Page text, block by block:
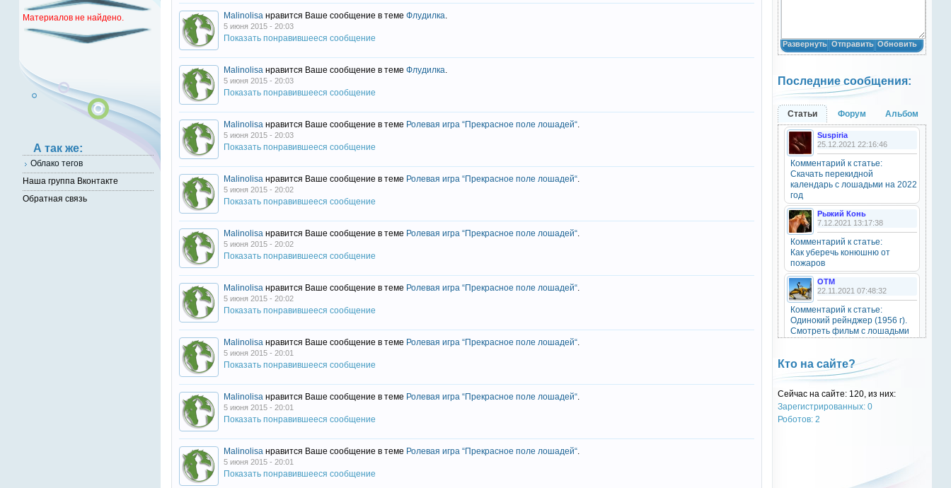
Malinolisaнравится Ваше сообщение в теме Флудилка.
5 июня 2015 - 20:03
Показать понравившееся сообщение
Malinolisaнравится Ваше сообщение в теме Флудилка.
5 июня 2015 - 20:03
Показать понравившееся сообщение
Malinolisaнравится Ваше сообщение в теме Ролевая игра “Прекрасное поле лошадей“.
5 июня 2015 - 20:03
Показать понравившееся сообщение
Malinolisaнравится Ваше сообщение в теме Ролевая игра “Прекрасное поле лошадей“.
5 июня 2015 - 20:02
Показать понравившееся сообщение
Malinolisaнравится Ваше сообщение в теме Ролевая игра “Прекрасное поле лошадей“.
5 июня 2015 - 20:02
Показать понравившееся сообщение
Malinolisaнравится Ваше сообщение в теме Ролевая игра “Прекрасное поле лошадей“.
5 июня 2015 - 20:02
Показать понравившееся сообщение
Malinolisaнравится Ваше сообщение в теме Ролевая игра “Прекрасное поле лошадей“.
5 июня 2015 - 20:01
Показать понравившееся сообщение
Malinolisaнравится Ваше сообщение в теме Ролевая игра “Прекрасное поле лошадей“.
5 июня 2015 - 20:01
Показать понравившееся сообщение
Malinolisaнравится Ваше сообщение в теме Ролевая игра “Прекрасное поле лошадей“.
5 июня 2015 - 20:01
Показать понравившееся сообщение
Анастасия18
кто игры скачивал недавно?
Анастасия18
10 марта 2026
привет
Natali
20 октября 2025
OTM
6 сентября 2025
Grey-Rattto, привет бро
Grey-Rattto
2 сентября 2025
Все ещё в деле
Приветствую товарищи! Привет
OTM
17 ноября 2024
Развернуть Отправить Обновить
Последние сообщения:
Статьи Форум Альбом
Suspiria
25.12.2021 22:16:46
Комментарий к статье:
Скачать перекидной
календарь с лошадьми на 2022
год
Рыжий Конь
7.12.2021 13:17:38
Комментарий к статье:
Как уберечь конюшню от
пожаров
OTM
22.11.2021 07:48:32
Комментарий к статье:
Одинокий рейнджер (1956 г).
Смотреть фильм с лошадьми
Natali
28.09.2021 15:30:39
Комментарий к статье:
Тест «Масти и отметины»
OTM
20.05.2016 13:10:31
Кто на сайте?
Сейчас на сайте: 120, из них:
Зарегистрированных: 0
Роботов: 2
Материалов не найдено.
А так же:
Облако тегов
Наша группа Вконтакте
Обратная связь